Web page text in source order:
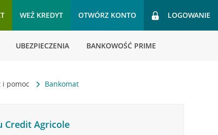
WEŹ KREDYT OTWÓRZ KONTO LOGOWANIE
UBEZPIECZENIA BANKOWOŚĆ PRIME
i pomoc Bankomat
Credit Agricole